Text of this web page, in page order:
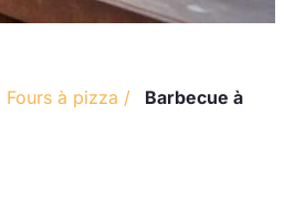
Fours à pizza /
Barbecue à